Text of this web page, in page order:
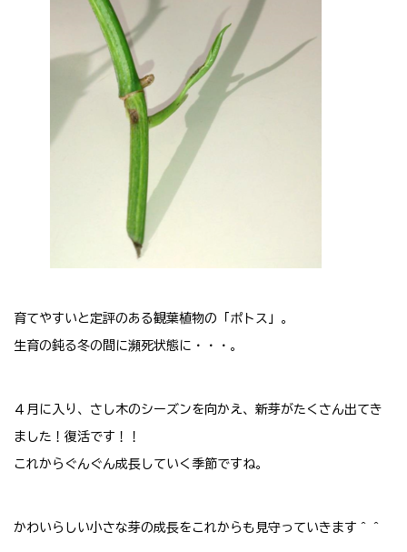
育てやすいと定評のある観葉植物の「ポトス」。
生育の鈍る冬の間に瀕死状態に・・・。
４月に入り、さし木のシーズンを向かえ、新芽がたくさん出てき
ました！復活です！！
これからぐんぐん成長していく季節ですね。
かわいらしい小さな芽の成長をこれからも見守っていきます＾＾